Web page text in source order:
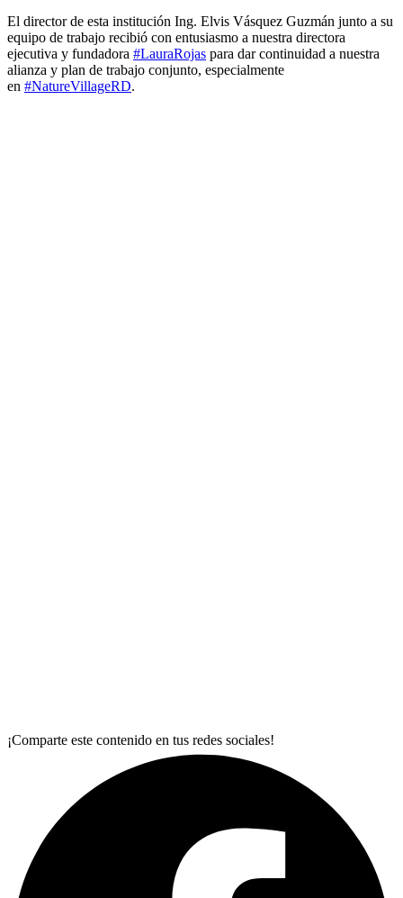
El director de esta institución Ing. Elvis Vásquez Guzmán junto a su
equipo de trabajo recibió con entusiasmo a nuestra directora
ejecutiva y fundadora #LauraRojas para dar continuidad a nuestra
alianza y plan de trabajo conjunto, especialmente
en #NatureVillageRD.
¡Comparte este contenido en tus redes sociales!